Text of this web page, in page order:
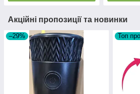
Акційні пропозиції та новинки
–29% Топ